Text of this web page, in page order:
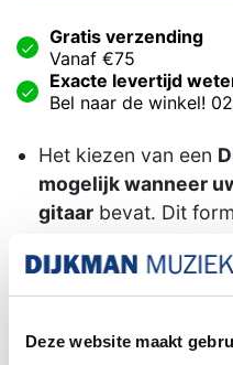
Deze website maakt
Gratis verzending
Vanaf €75
Exacte levertijd
Bel naar de winkel!
Het kiezen van een
mogelijk wanneer
gitaar bevat. Dit